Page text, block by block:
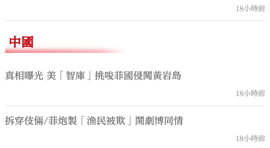
18小時前
中國
真相曝光 美「智庫」挑唆菲國侵闖黃岩島
18小時前
拆穿伎倆/菲炮製「漁民被欺」鬧劇博同情
18小時前